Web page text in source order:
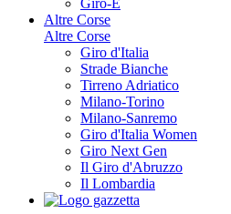
Altre Corse
Altre Corse
Giro d'Italia
Strade Bianche
Tirreno Adriatico
Milano-Torino
Milano-Sanremo
Giro d'Italia Women
Giro Next Gen
Il Giro d'Abruzzo
Il Lombardia